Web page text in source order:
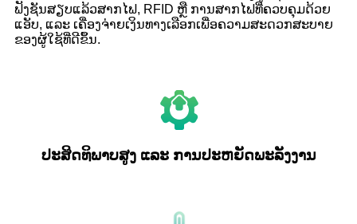
ຟັງຊັນສຽບແລ້ວສາກໄຟ, RFID ຫຼື ການສາກໄຟທີ່ຄວບຄຸມດ້ວຍ
ແອັບ, ແລະ ເຄື່ອງຈ່າຍເງິນທາງເລືອກເພື່ອຄວາມສະດວກສະບາຍ
ຂອງຜູ້ໃຊ້ທີ່ດີຂຶ້ນ.
ປະສິດທິພາບສູງ ແລະ ການປະຫຍັດພະລັງງານ